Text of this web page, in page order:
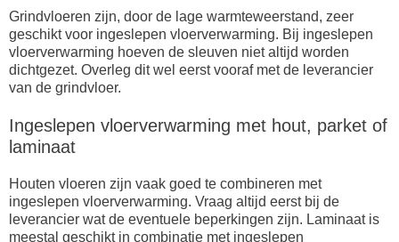
Grindvloeren zijn, door de lage warmteweerstand, zeer
geschikt voor ingeslepen vloerverwarming. Bij ingeslepen
vloerverwarming hoeven de sleuven niet altijd worden
dichtgezet. Overleg dit wel eerst vooraf met de leverancier
van de grindvloer.
Ingeslepen vloerverwarming met hout, parket of
laminaat
Houten vloeren zijn vaak goed te combineren met
ingeslepen vloerverwarming. Vraag altijd eerst bij de
leverancier wat de eventuele beperkingen zijn. Laminaat is
meestal geschikt in combinatie met ingeslepen